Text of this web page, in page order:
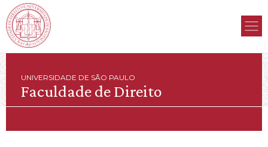
UNIVERSIDADE DE SÃO PAULO
Faculdade de Direito